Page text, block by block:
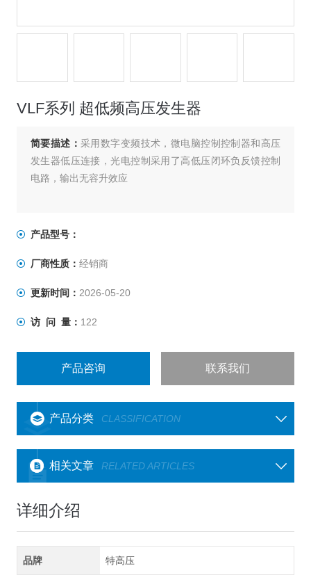
VLF系列 超低频高压发生器
简要描述： 采用数字变频技术，微电脑控制控制器和高压
发生器低压连接，光电控制采用了高低压闭环负反馈控制
电路，输出无容升效应
产品型号：
厂商性质： 经销商
更新时间： 2026-05-20
访 问 量： 122
产品咨询 联系我们
产品分类 CLASSIFICATION
相关文章 RELATED ARTICLES
详细介绍
品牌 特高压